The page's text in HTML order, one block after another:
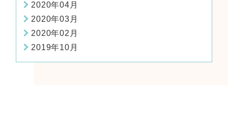
2020年04月
2020年03月
2020年02月
2019年10月